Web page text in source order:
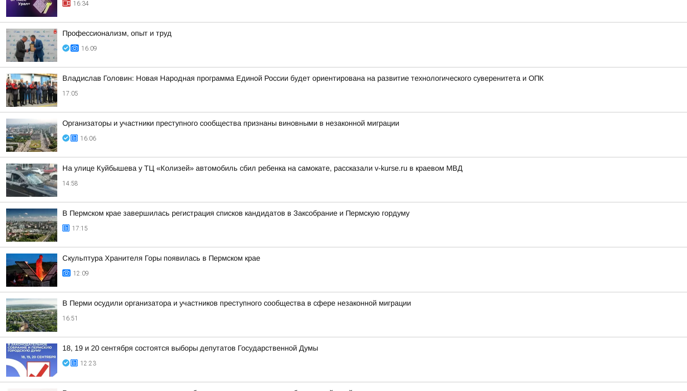
16:34
Профессионализм, опыт и труд
16:09
Владислав Головин: Новая Народная программа Единой России будет ориентирована на развитие технологического суверенитета и ОПК
17:05
Организаторы и участники преступного сообщества признаны виновными в незаконной миграции
16:06
На улице Куйбышева у ТЦ «Колизей» автомобиль сбил ребенка на самокате, рассказали v-kurse.ru в краевом МВД
14:58
В Пермском крае завершилась регистрация списков кандидатов в Заксобрание и Пермскую гордуму
17:15
Скульптура Хранителя Горы появилась в Пермском крае
12:09
В Перми осудили организатора и участников преступного сообщества в сфере незаконной миграции
16:51
18, 19 и 20 сентября состоятся выборы депутатов Государственной Думы
12:23